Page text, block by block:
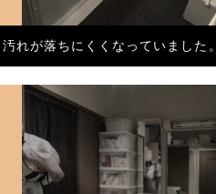
れが落ちにくくなっていました。